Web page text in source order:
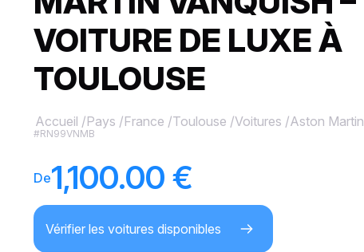
VOITURE DE LUXE À
TOULOUSE
Accueil /Pays /France /Toulouse /Voitures /Aston Martin
#RN99VNMB
De1,100.00 €
Vérifier les voitures disponibles